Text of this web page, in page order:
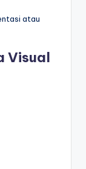
atau
Visual